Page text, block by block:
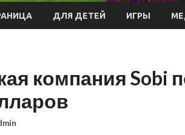
ДЛЯ ДЕТЕЙ ИГРЫ
компания Sobi